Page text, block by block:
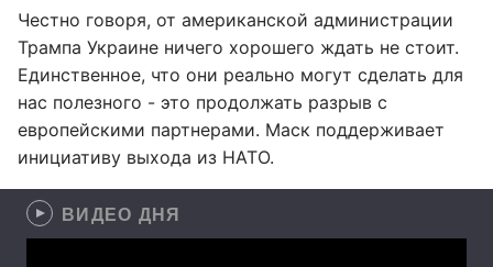
Честно говоря, от американской администрации
Трампа Украине ничего хорошего ждать не стоит.
Единственное, что они реально могут сделать для
нас полезного - это продолжать разрыв с
европейскими партнерами. Маск поддерживает
инициативу выхода из НАТО.
ВИДЕО ДНЯ